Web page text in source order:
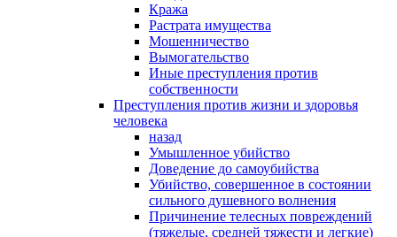
Кража
Растрата имущества
Мошенничество
Вымогательство
Иные преступления против
собственности
Преступления против жизни и здоровья
человека
назад
Умышленное убийство
Доведение до самоубийства
Убийство, совершенное в состоянии
сильного душевного волнения
Причинение телесных повреждений
(тяжелые, средней тяжести и легкие)